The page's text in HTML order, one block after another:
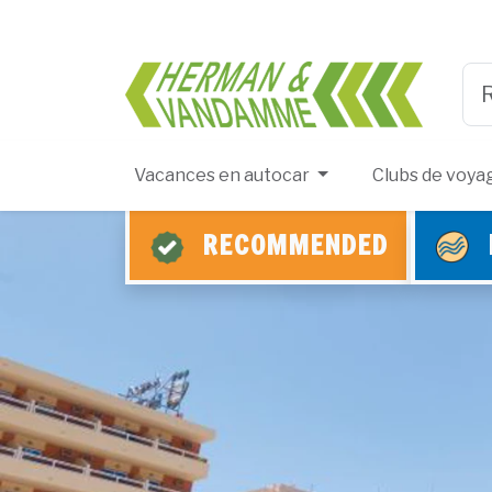
Vacances en autocar
Clubs de
RECOMMENDED